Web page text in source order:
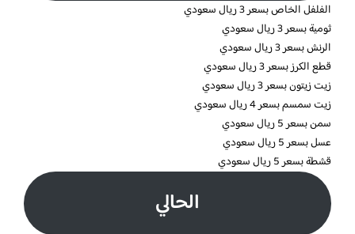
الفلفل الخاص بسعر 3 ريال سعودي
ثومية بسعر 3 ريال سعودي
الرنش بسعر 3 ريال سعودي
قطع الكرز بسعر 3 ريال سعودي
زيت زيتون بسعر 3 ريال سعودي
زيت سمسم بسعر 4 ريال سعودي
سمن بسعر 5 ريال سعودي
عسل بسعر 5 ريال سعودي
قشطة بسعر 5 ريال سعودي
الحالي